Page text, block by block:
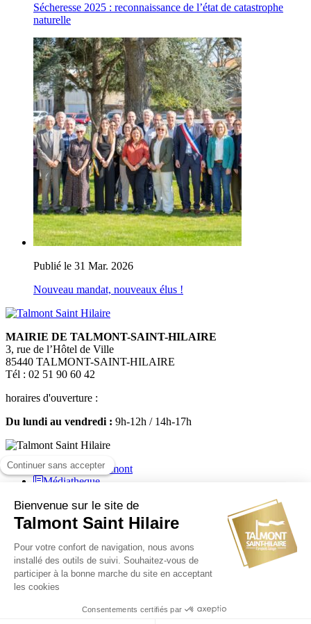
Sécheresse 2025 : reconnaissance de l’état de catastrophe
naturelle
Publié le 31 Mar. 2026
Nouveau mandat, nouveaux élus !
MAIRIE DE TALMONT-SAINT-HILAIRE
3, rue de l’Hôtel de Ville
85440 TALMONT-SAINT-HILAIRE
Tél : 02 51 90 60 42
horaires d'ouverture :
Du lundi au vendredi : 9h-12h / 14h-17h
Médiatheque
Mairie de Talmont Saint Hilaire - Tous droits réservés - 2024
Plan de site-Mentions légales